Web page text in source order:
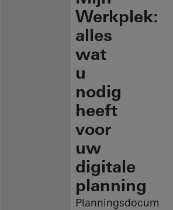
Werkplek:
alles
wat
u
nodig
heeft
voor
uw
digitale
planning